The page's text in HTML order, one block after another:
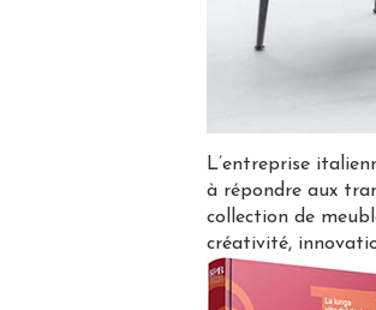
L’entreprise
à répondre aux
collection de
créativité,